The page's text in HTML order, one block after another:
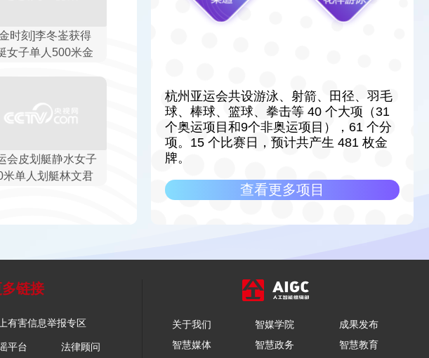
时刻]李冬崟获得
女子单人500米金
会皮划艇静水女子
米单人划艇林文君
杭州亚运会共设游泳、射箭、田径、羽毛
球、棒球、篮球、拳击等 40 个大项（31
个奥运项目和9个非奥运项目），61 个分
项。15 个比赛日，预计共产生 481 枚金
牌。
查看更多项目
链接
有害信息举报专区
平台 法律顾问
关于我们 智媒学院
成果发布
智慧媒体
智慧政务 智慧教育